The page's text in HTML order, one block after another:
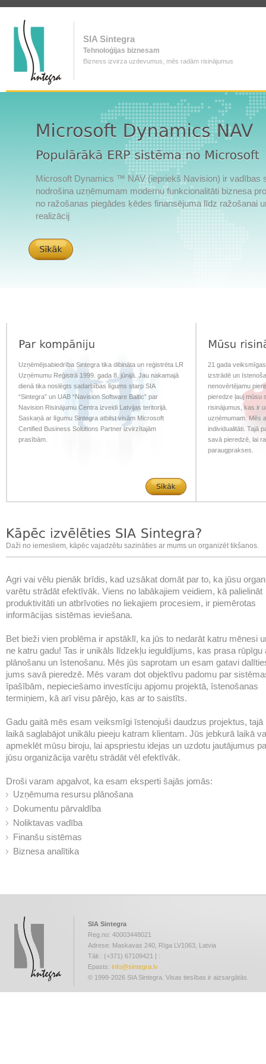
SIA Sintegra
Tehnoloģijas biznesam
Bizness izvirza uzdevumus, mēs radām risinājumus
Microsoft Dynamics ™ NAV (iepriekš Navision) ir vadības
nodrošina uzņēmumam modernu funkcionalitāti biznesa
no ražošanas piegādes ķēdes finansējuma līdz ražošanai
realizācij
Uzņēmējsabiedrība Sintegra tika dibināta un reģistrēta LR
Uzņēmumu Reģistrā 1999. gada 8. jūnijā. Jau nakamajā
dienā tika noslēgts sadarbības līgums starp SIA
“Sintegra” un UAB “Navision Software Baltic” par
Navision Risinājumu Centra izveidi Latvijas teritorijā.
Saskaņā ar līgumu Sintegra atbilst visām Microsoft
Certified Business Solutions Partner izvirzītajām
prasībām.
21 gada
izstrādē un
nenovērtējamu
pieredze ļauj mūsu
risinājumus, kas ir
uzņēmumam. Mēs
individualitāti. Tajā
savā pieredzē, lai
paraugprakses.
Daži no iemesliem, kāpēc vajadzētu sazināties ar mums un organizēt tikšanos.
Agri vai vēlu pienāk brīdis, kad uzsākat domāt par to, ka jūsu
varētu strādāt efektīvāk. Viens no labākajiem veidiem, kā palielināt
produktivitāti un atbrīvoties no liekajiem procesiem, ir piemērotas
informācijas sistēmas ieviešana.
Bet bieži vien problēma ir apstāklī, ka jūs to nedarāt katru mēnesi
ne katru gadu! Tas ir unikāls līdzekļu ieguldījums, kas prasa rūpīgu
plānošanu un īstenošanu. Mēs jūs saprotam un esam gatavi
jums savā pieredzē. Mēs varam dot objektīvu padomu par
īpašībām, nepieciešamo investīciju apjomu projektā, īstenošanas
termiņiem, kā arī visu pārējo, kas ar to saistīts.
Gadu gaitā mēs esam veiksmīgi īstenojuši daudzus projektus, tajā
laikā saglabājot unikālu pieeju katram klientam. Jūs jebkurā laikā
apmeklēt mūsu biroju, lai apspriestu idejas un uzdotu jautājumus
jūsu organizācija varētu strādāt vēl efektīvāk.
Droši varam apgalvot, ka esam eksperti šajās jomās:
Uzņēmuma resursu plānošana
Dokumentu pārvaldība
Noliktavas vadība
Finanšu sistēmas
Biznesa analītika
SIA Sintegra
Reg.no: 40003448021
Adrese: Maskavas 240, Rīga LV1063, Latvia
Tālr.: (+371) 67109421 | :
Epasts: info@sintegra.lv
© 1999-2026 SIA Sintegra. Visas tiesības ir aizsargātās.